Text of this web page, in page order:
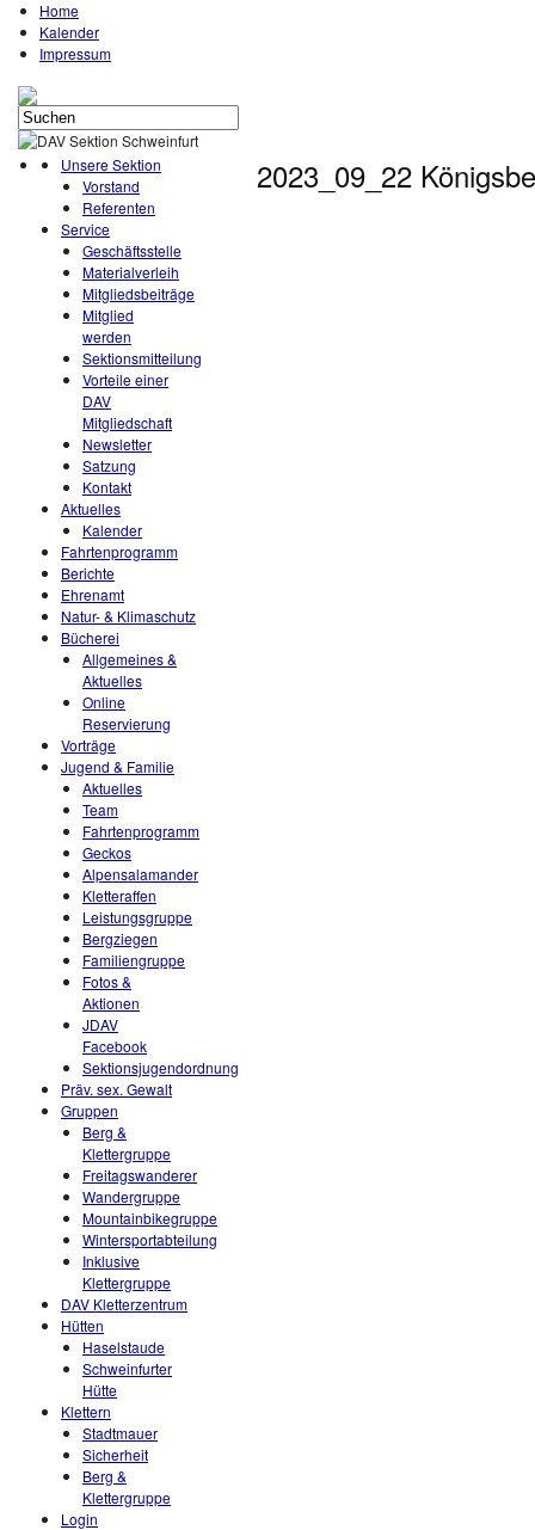
Home
Kalender
Impressum
Unsere Sektion
Vorstand
Referenten
Service
Geschäftsstelle
Materialverleih
Mitgliedsbeiträge
Mitglied
werden
Sektionsmitteilung
Vorteile einer
DAV
Mitgliedschaft
Newsletter
Satzung
Kontakt
Aktuelles
Kalender
Fahrtenprogramm
Berichte
Ehrenamt
Natur- & Klimaschutz
Bücherei
Allgemeines &
Aktuelles
Online
Reservierung
Vorträge
Jugend & Familie
Aktuelles
Team
Fahrtenprogramm
Geckos
Alpensalamander
Kletteraffen
Leistungsgruppe
Bergziegen
Familiengruppe
Fotos &
Aktionen
JDAV
Facebook
Sektionsjugendordnung
Präv. sex. Gewalt
Gruppen
Berg &
Klettergruppe
Freitagswanderer
Wandergruppe
Mountainbikegruppe
Wintersportabteilung
Inklusive
Klettergruppe
DAV Kletterzentrum
Hütten
Haselstaude
Schweinfurter
Hütte
Klettern
Stadtmauer
Sicherheit
Berg &
Klettergruppe
Login
2023_09_22